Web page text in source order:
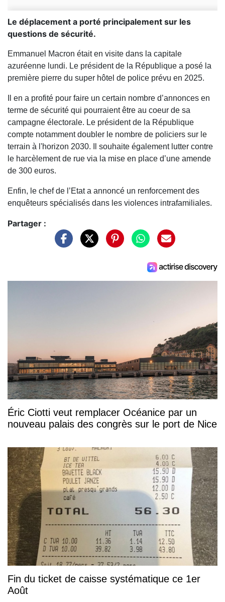
Le déplacement a porté principalement sur les
questions de sécurité.
Emmanuel Macron était en visite dans la capitale
azuréenne lundi. Le président de la République a posé la
première pierre du super hôtel de police prévu en 2025.
Il en a profité pour faire un certain nombre d’annonces en
terme de sécurité qui pourraient être au coeur de sa
campagne électorale. Le président de la République
compte notamment doubler le nombre de policiers sur le
terrain à l'horizon 2030. Il souhaite également lutter contre
le harcèlement de rue via la mise en place d’une amende
de 300 euros.
Enfin, le chef de l’Etat a annoncé un renforcement des
enquêteurs spécialisés dans les violences intrafamiliales.
Partager :
Éric Ciotti veut remplacer Océanice par un
nouveau palais des congrès sur le port de Nice
Fin du ticket de caisse systématique ce 1er
Août